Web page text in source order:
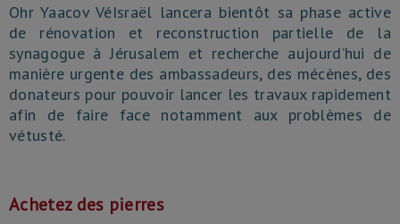
Ohr Yaacov VéIsraël lancera bientôt sa phase active
de rénovation et reconstruction partielle de la
synagogue à Jérusalem et recherche aujourd’hui de
manière urgente des ambassadeurs, des mécènes, des
donateurs pour pouvoir lancer les travaux rapidement
afin de faire face notamment aux problèmes de
vétusté.
Achetez des pierres